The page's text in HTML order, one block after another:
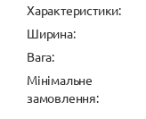
Характеристики:
Ширина:
Вага:
Мінімальне
замовлення: